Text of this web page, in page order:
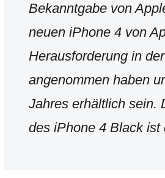
Bekanntgabe von
neuen iPhone 4 von
Herausforderung in
angenommen haben
Jahres erhältlich sein.
des iPhone 4 Black ist